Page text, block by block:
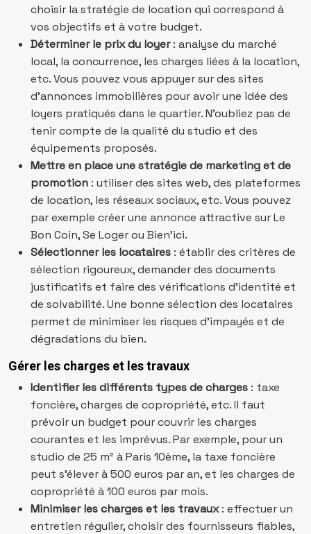
choisir la stratégie de location qui correspond à
vos objectifs et à votre budget.
Déterminer le prix du loyer: analyse du marché
local, la concurrence, les charges liées à la location,
etc. Vous pouvez vous appuyer sur des sites
d’annonces immobilières pour avoir une idée des
loyers pratiqués dans le quartier. N’oubliez pas de
tenir compte de la qualité du studio et des
équipements proposés.
Mettre en place une stratégie de marketing et de
promotion : utiliser des sites web, des plateformes
de location, les réseaux sociaux, etc. Vous pouvez
par exemple créer une annonce attractive sur Le
Bon Coin, Se Loger ou Bien’ici.
Sélectionner les locataires : établir des critères de
sélection rigoureux, demander des documents
justificatifs et faire des vérifications d’identité et
de solvabilité. Une bonne sélection des locataires
permet de minimiser les risques d’impayés et de
dégradations du bien.
Gérer les charges et les travaux
Identifier les différents types de charges : taxe
foncière, charges de copropriété, etc. Il faut
prévoir un budget pour couvrir les charges
courantes et les imprévus. Par exemple, pour un
studio de 25 m² à Paris 10ème, la taxe foncière
peut s’élever à 500 euros par an, et les charges de
copropriété à 100 euros par mois.
Minimiser les charges et les travaux: effectuer un
entretien régulier, choisir des fournisseurs fiables,